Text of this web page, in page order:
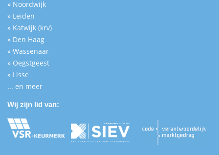
» Noordwijk
» Leiden
» Katwijk (krv)
» Den Haag
» Wassenaar
» Oegstgeest
» Lisse
... en meer
Wij zijn lid van: